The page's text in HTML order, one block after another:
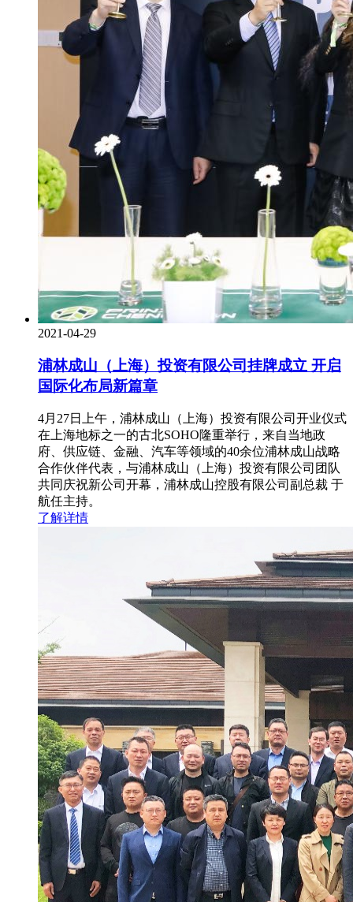
2021-04-29
浦林成山（上海）投资有限公司挂牌成立 开启
国际化布局新篇章
4月27日上午，浦林成山（上海）投资有限公司开业仪式
在上海地标之一的古北SOHO隆重举行，来自当地政
府、供应链、金融、汽车等领域的40余位浦林成山战略
合作伙伴代表，与浦林成山（上海）投资有限公司团队
共同庆祝新公司开幕，浦林成山控股有限公司副总裁 于
航任主持。
了解详情